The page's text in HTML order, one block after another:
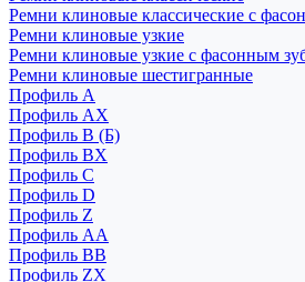
Ремни клиновые классические с
Ремни клиновые узкие
Ремни клиновые узкие с фасонным
Ремни клиновые шестигранные
Профиль A
Профиль AX
Профиль B (Б)
Профиль BX
Профиль C
Профиль D
Профиль Z
Профиль АА
Профиль BB
Профиль ZX